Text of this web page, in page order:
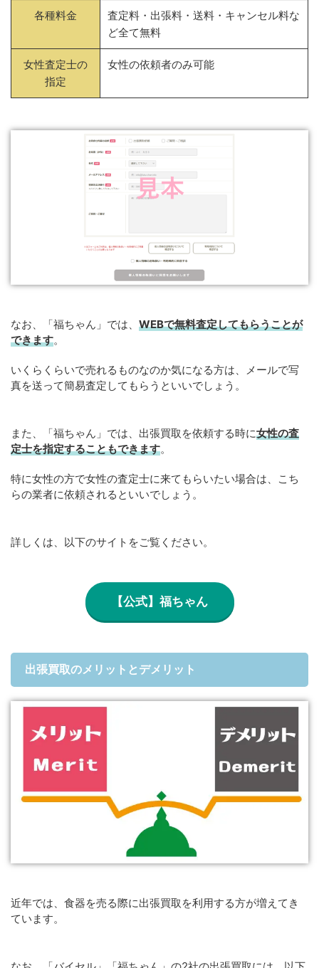
各種料金
査定料・出張料・送料・キャンセル料な
ど全て無料
女性査定士の
指定
女性の依頼者のみ可能
なお、「福ちゃん」では、 WEBで無料査定してもらうことが
できます。
いくらくらいで売れるものなのか気になる方は、メールで写
真を送って簡易査定してもらうといいでしょう。
また、「福ちゃん」では、出張買取を依頼する時に女性の査
定士を指定することもできます。
特に女性の方で女性の査定士に来てもらいたい場合は、こち
らの業者に依頼されるといいでしょう。
詳しくは、以下のサイトをご覧ください。
【公式】福ちゃん
出張買取のメリットとデメリット
近年では、食器を売る際に出張買取を利用する方が増えてき
ています。